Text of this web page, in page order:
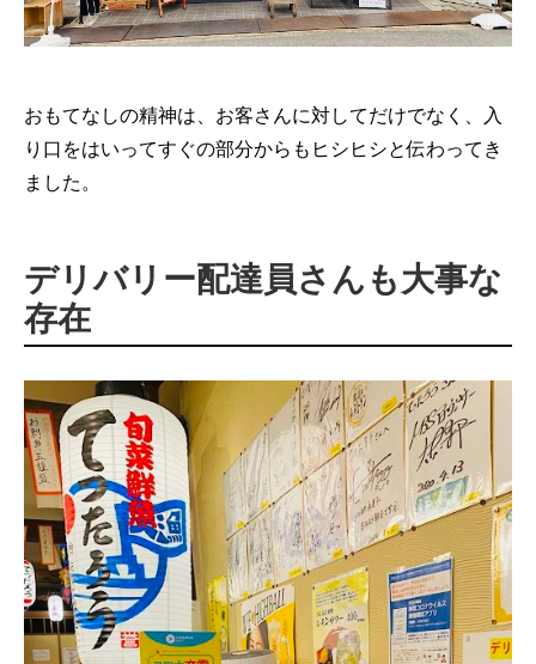
おもてなしの精神は、お客さんに対してだけでなく、入
り口をはいってすぐの部分からもヒシヒシと伝わってき
ました。
デリバリー配達員さんも大事な
存在